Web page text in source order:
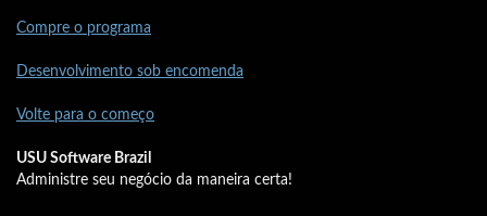
Compre o programa
Desenvolvimento sob encomenda
Volte para o começo
USU Software Brazil
Administre seu negócio da maneira certa!